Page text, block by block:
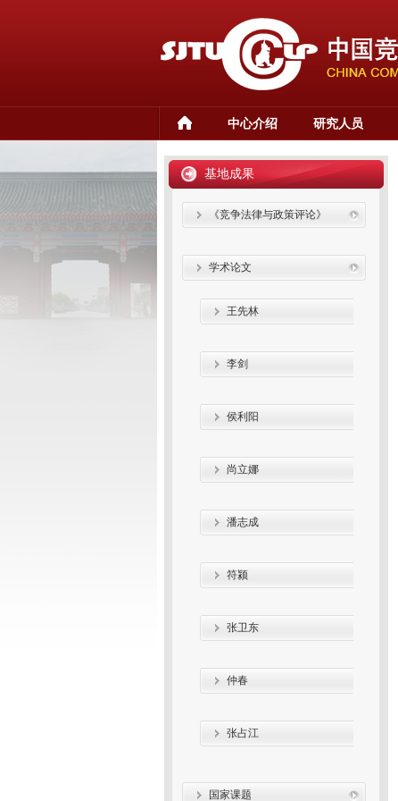
中心介绍 研究人员
基地成果
《竞争法律与政策评论》
学术论文
王先林
李剑
侯利阳
尚立娜
潘志成
符颍
张卫东
仲春
张占江
国家课题